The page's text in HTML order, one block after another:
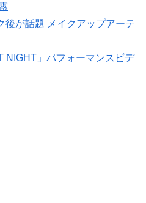
が話題 メイクアップアーテ
NIGHT」パフォーマンスビデ